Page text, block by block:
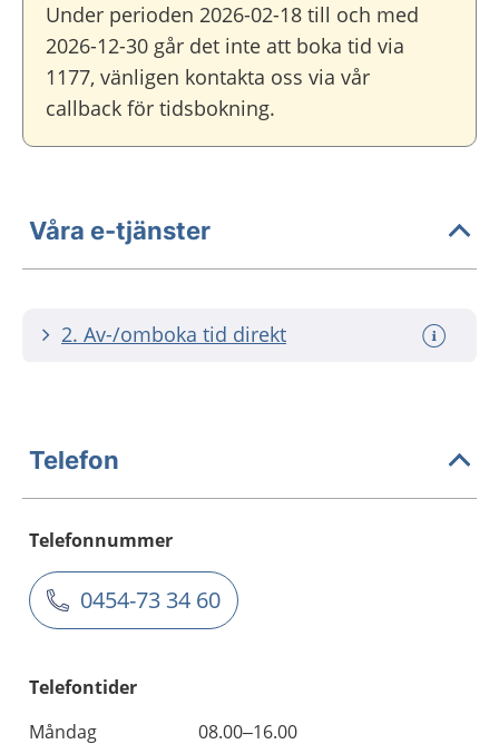
Under perioden 2026-02-18 till och med
2026-12-30 går det inte att boka tid via
1177, vänligen kontakta oss via vår
callback för tidsbokning.
Våra e-tjänster
2. Av-/omboka tid direkt
Telefon
Telefonnummer
0454-73 34 60
Telefontider
Måndag
08.00–16.00